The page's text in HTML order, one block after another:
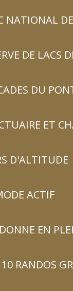
NATIONAL
DE LACS
DU
ET
D'ALTITUDE
ACTIF
EN
RANDOS
semaine 595
la semaine
"LE
Sauveur